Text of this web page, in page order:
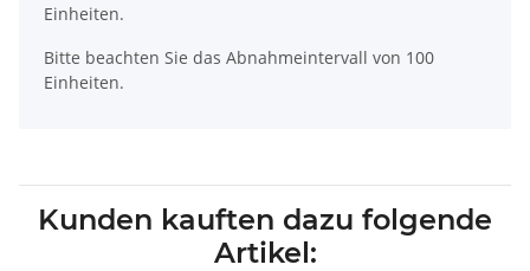
Einheiten.
Bitte beachten Sie das Abnahmeintervall von 100
Einheiten.
Kunden kauften dazu folgende
Artikel: